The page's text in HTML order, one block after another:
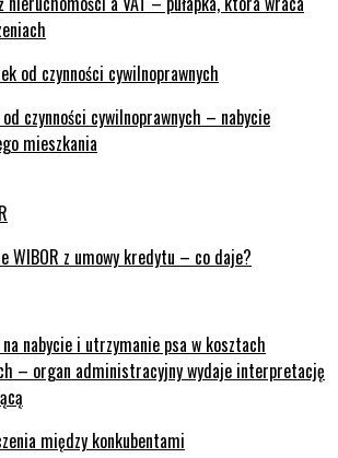
czynności cywilnoprawnych – nabycie
mieszkania
WIBOR z umowy kredytu – co daje?
nabycie i utrzymanie psa w kosztach
– organ administracyjny wydaje interpretację